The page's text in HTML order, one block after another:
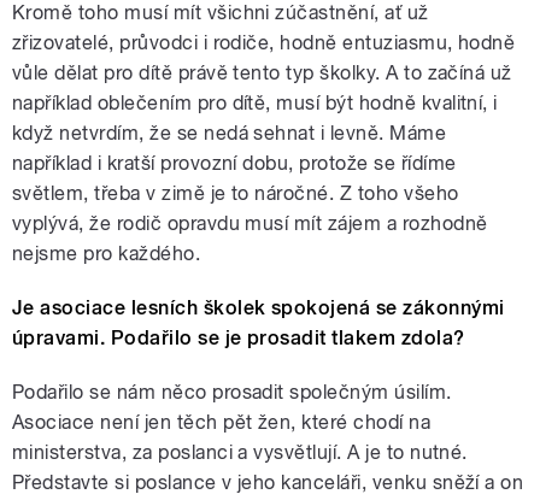
Kromě toho musí mít všichni zúčastnění, ať už
zřizovatelé, průvodci i rodiče, hodně entuziasmu, hodně
vůle dělat pro dítě právě tento typ školky. A to začíná už
například oblečením pro dítě, musí být hodně kvalitní, i
když netvrdím, že se nedá sehnat i levně. Máme
například i kratší provozní dobu, protože se řídíme
světlem, třeba v zimě je to náročné. Z toho všeho
vyplývá, že rodič opravdu musí mít zájem a rozhodně
nejsme pro každého.
Je asociace lesních školek spokojená se zákonnými
úpravami. Podařilo se je prosadit tlakem zdola?
Podařilo se nám něco prosadit společným úsilím.
Asociace není jen těch pět žen, které chodí na
ministerstva, za poslanci a vysvětlují. A je to nutné.
Představte si poslance v jeho kanceláři, venku sněží a on